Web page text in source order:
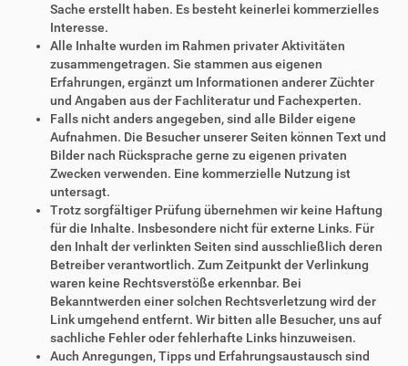
Sache erstellt haben. Es besteht keinerlei kommerzielles
Interesse.
Alle Inhalte wurden im Rahmen privater Aktivitäten
zusammengetragen. Sie stammen aus eigenen
Erfahrungen, ergänzt um Informationen anderer Züchter
und Angaben aus der Fachliteratur und Fachexperten.
Falls nicht anders angegeben, sind alle Bilder eigene
Aufnahmen. Die Besucher unserer Seiten können Text und
Bilder nach Rücksprache gerne zu eigenen privaten
Zwecken verwenden. Eine kommerzielle Nutzung ist
untersagt.
Trotz sorgfältiger Prüfung übernehmen wir keine Haftung
für die Inhalte. Insbesondere nicht für externe Links. Für
den Inhalt der verlinkten Seiten sind ausschließlich deren
Betreiber verantwortlich. Zum Zeitpunkt der Verlinkung
waren keine Rechtsverstöße erkennbar. Bei
Bekanntwerden einer solchen Rechtsverletzung wird der
Link umgehend entfernt. Wir bitten alle Besucher, uns auf
sachliche Fehler oder fehlerhafte Links hinzuweisen.
Auch Anregungen, Tipps und Erfahrungsaustausch sind